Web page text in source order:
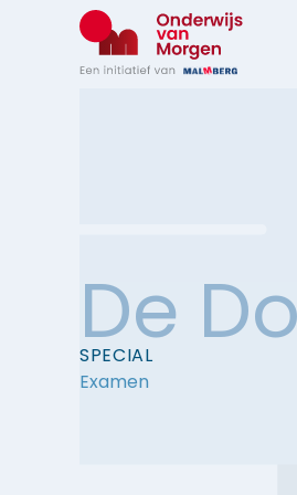
De
SPECIAL
Examen